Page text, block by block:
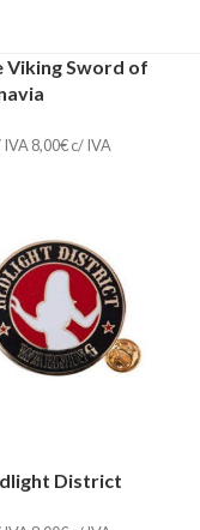
Viking Sword of
IVA 8,00€c/ IVA
District